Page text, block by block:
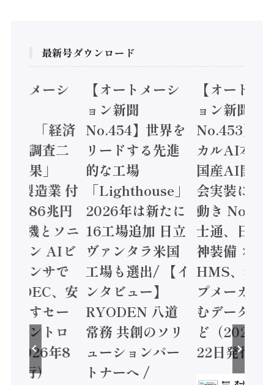
最新号ダウンロード
トメーシ
】「経済
態調査二
結果」
年製造業 付
額86兆円
電機とソニ
コン AIビ
センサで
/ IDEC、安
かすセー
コントロ
2026年8
発行）
【オートメーシ
ョン新聞
No.454】世界を
リードする先進
的な工場
「Lighthouse」
2026年は新たに
16工場追加 日立
ヴァンタラ米国
工場も選出/ 【イ
ンタビュー】
RYODEN 八道
常務 共創のソリ
ューションパー
トナーへ /
【オートメ
ョン新聞
No.453】フ
カルAI本格
国産AI開発
会実装に活
動き
士通、日立
神装備 ×
HMS、老舗
プメーカー
むデータ活
ど（2026年
22日発行）